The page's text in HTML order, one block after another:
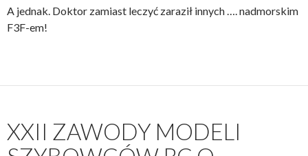
A jednak. Doktor zamiast leczyć zaraził innych …. nadmorskim
F3F-em!
XXII ZAWODY MODELI